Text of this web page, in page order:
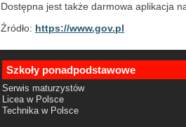
Dostępna jest także darmowa aplikacja
Źródło: https://www.gov.pl
Szkoły ponadpodstawowe
Serwis maturzystów
Licea w Polsce
Technika w Polsce